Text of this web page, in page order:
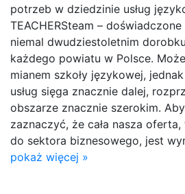
potrzeb w dziedzinie usług
TEACHERSteam –
niemal dwudziestoletnim
każdego powiatu w Polsce.
mianem szkoły językowej,
usług sięga znacznie dalej,
obszarze znacznie szerokim.
zaznaczyć, że cała nasza
do sektora biznesowego, jest
pokaż więcej »